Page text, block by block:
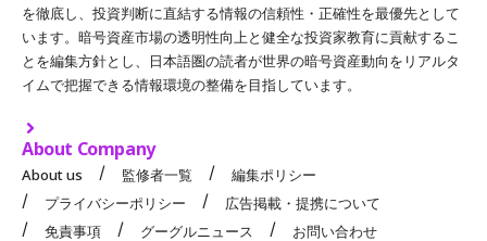
を徹底し、投資判断に直結する情報の信頼性・正確性を最優先として
います。暗号資産市場の透明性向上と健全な投資家教育に貢献するこ
とを編集方針とし、日本語圏の読者が世界の暗号資産動向をリアルタ
イムで把握できる情報環境の整備を目指しています。
About Company
About us 監修者一覧
編集ポリシー
プライバシーポリシー
広告掲載・提携について
免責事項
グーグルニュース お問い合わせ